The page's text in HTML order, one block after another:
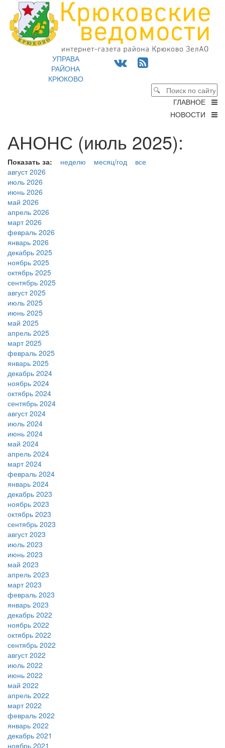
УПРАВА
РАЙОНА
КРЮКОВО
ГЛАВНОЕ
НОВОСТИ
АНОНС (июль 2025):
Показать за: неделю месяц/год
все
август 2026
июль 2026
июнь 2026
май 2026
апрель 2026
март 2026
февраль 2026
январь 2026
декабрь 2025
ноябрь 2025
октябрь 2025
сентябрь 2025
август 2025
июль 2025
июнь 2025
май 2025
апрель 2025
март 2025
февраль 2025
январь 2025
декабрь 2024
ноябрь 2024
октябрь 2024
сентябрь 2024
август 2024
июль 2024
июнь 2024
май 2024
апрель 2024
март 2024
февраль 2024
январь 2024
декабрь 2023
ноябрь 2023
октябрь 2023
сентябрь 2023
август 2023
июль 2023
июнь 2023
май 2023
апрель 2023
март 2023
февраль 2023
январь 2023
декабрь 2022
ноябрь 2022
октябрь 2022
сентябрь 2022
август 2022
июль 2022
июнь 2022
май 2022
апрель 2022
март 2022
февраль 2022
январь 2022
декабрь 2021
ноябрь 2021